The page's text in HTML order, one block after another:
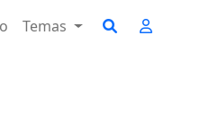
Temas